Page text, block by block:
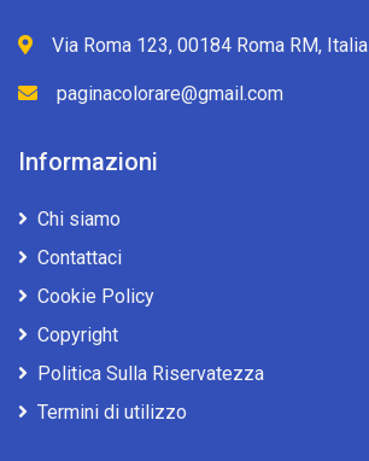
Via Roma 123, 00184 Roma RM, Italia
paginacolorare@gmail.com
Informazioni
Chi siamo
Contattaci
Cookie Policy
Copyright
Politica Sulla Riservatezza
Termini di utilizzo